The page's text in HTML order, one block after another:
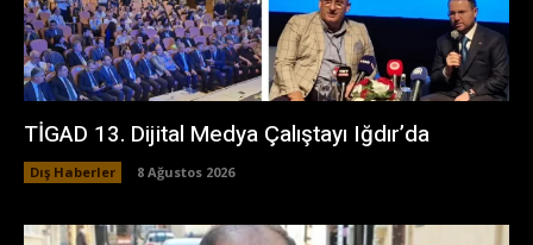
TİGAD 13. Dijital Medya Çalıştayı Iğdır’da
Dış Haberler 8 Ağustos 2026